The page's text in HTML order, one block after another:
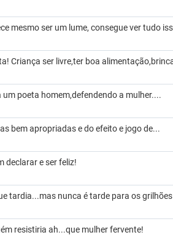
mesmo ser um lume, consegue ver tudo
Criança ser livre,ter boa
um poeta homem,defendendo a mulher....
bem apropriadas e do efeito e jogo de...
declarar e ser feliz!
tardia...mas nunca é tarde para os
resistiria ah...que mulher fervente!